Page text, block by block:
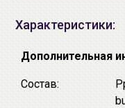
8 форм
Клинически
2–3°C за 30 минут.
Подходит для кожи
Характеристики:
Дополнительная
Состав: